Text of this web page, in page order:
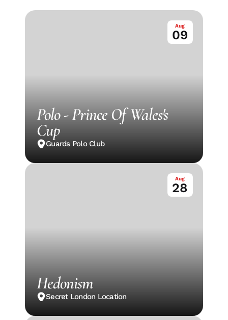
Aug
09
Polo - Prince Of Wales's
Cup
Guards Polo Club
Aug
28
Hedonism
Secret London Location